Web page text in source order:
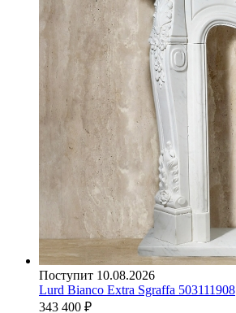
Поступит 10.08.2026
Lurd Bianco Extra Sgraffa 503111908
343 400 ₽